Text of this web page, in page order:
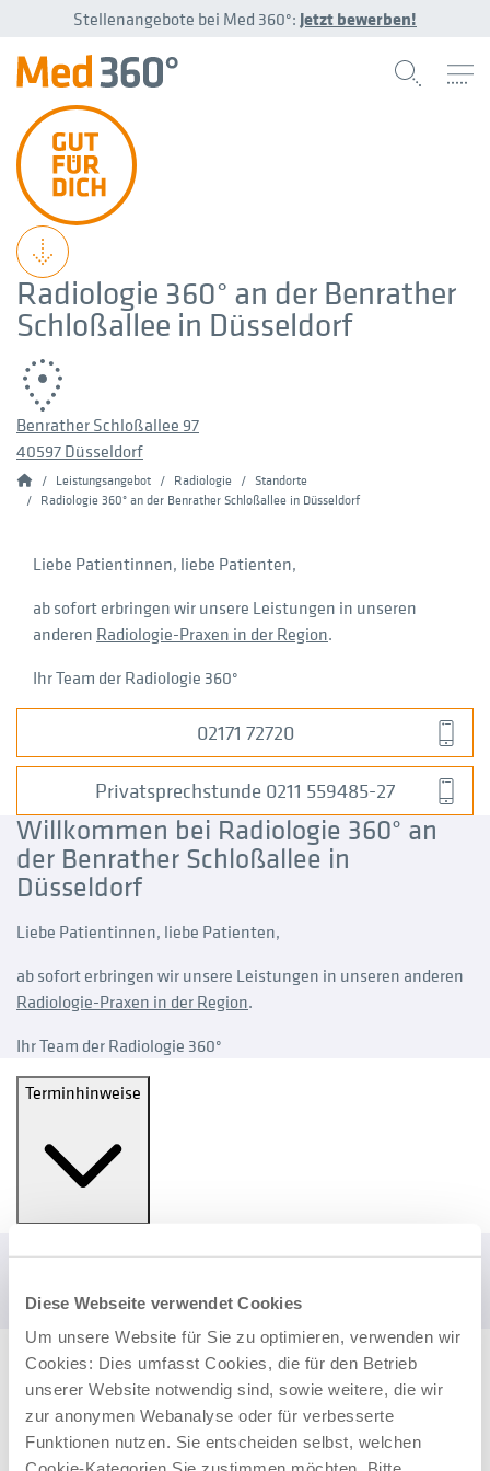
Diese Webseite verwendet Cookies
Um unsere Website für Sie zu optimieren, verwenden wir
Cookies: Dies umfasst Cookies, die für den Betrieb
unserer Website notwendig sind, sowie weitere, die wir
zur anonymen Webanalyse oder für verbesserte
Funktionen nutzen. Sie entscheiden selbst, welchen
Stellenangebote bei Med 360°: Jetzt bewerben!
Radiologie 360° an der Benrather
Schloßallee in Düsseldorf
Benrather Schloßallee 97
40597 Düsseldorf
HomeLeistungsangebot Radiologie
Standorte
Radiologie 360° an der Benrather Schloßallee in Düsseldorf
Liebe Patientinnen, liebe Patienten,
ab sofort erbringen wir unsere Leistungen in unseren
anderen Radiologie-Praxen in der Region.
Ihr Team der Radiologie 360°
02171 72720
Privatsprechstunde 0211 559485-27
Willkommen bei Radiologie 360° an
der Benrather Schloßallee in
Düsseldorf
Liebe Patientinnen, liebe Patienten,
ab sofort erbringen wir unsere Leistungen in unseren anderen
Radiologie-Praxen in der Region.
Ihr Team der Radiologie 360°
Terminhinweise
So finden Sie uns
Zur Praxis navigieren
02171 72720
Privatsprechstunde 0211 559485-27
Standorte in der Nähe